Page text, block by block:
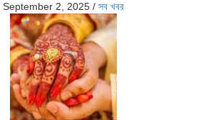
September 2, 2025 / সব খবর